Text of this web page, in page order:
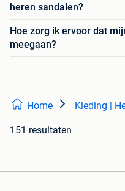
heren sandalen?
Hoe zorg ik ervoor dat
meegaan?
Home Kleding |
151 resultaten